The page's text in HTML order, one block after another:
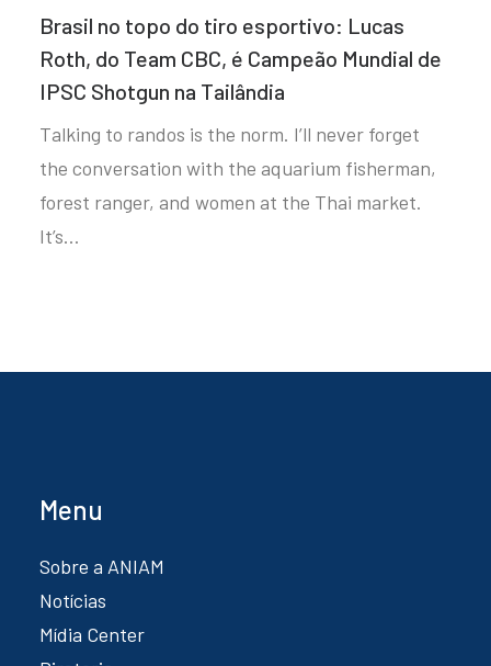
Brasil no topo do tiro esportivo: Lucas
Roth, do Team CBC, é Campeão Mundial de
IPSC Shotgun na Tailândia
Talking to randos is the norm. I’ll never forget
the conversation with the aquarium fisherman,
forest ranger, and women at the Thai market.
It’s…
Menu
Sobre a ANIAM
Notícias
Mídia Center